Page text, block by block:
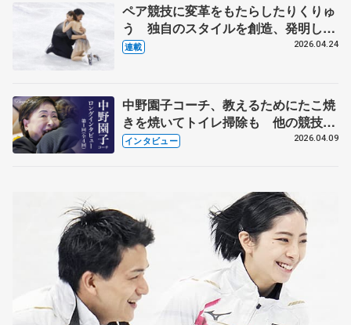
ペア競技に変革をもたらしたりくりゅ
う 独自のスタイルを創造、発明した
【引退発表後②】
連載 2026.04.24
中野園子コーチ、教えるためにたこ焼
きを焼いてトイレ掃除も 他の競技に
も通用するという坂本花織の筋肉
インタビュー 2026.04.09